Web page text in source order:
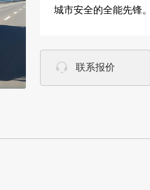
城市安全的全能先锋。
联系报价